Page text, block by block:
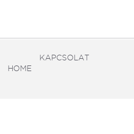
KAPCSOLAT
HOME